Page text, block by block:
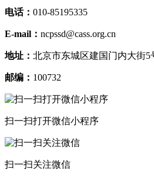
电话： 010-85195335
E-mail： ncpssd@cass.org.cn
地址： 北京市东城区建国门内大街5
邮编： 100732
扫一扫打开微信小程序
扫一扫关注微信